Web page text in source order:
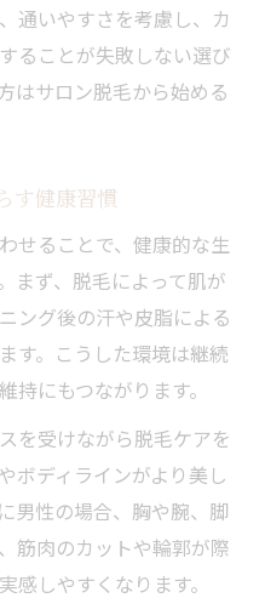
通いやすさを考慮し、カ
ることが失敗しない選び
はサロン脱毛から始める
す健康習慣
せることで、健康的な生
まず、脱毛によって肌が
ング後の汗や皮脂による
す。こうした環境は継続
持にもつながります。
を受けながら脱毛ケアを
ボディラインがより美し
男性の場合、胸や腕、脚
筋肉のカットや輪郭が際
感しやすくなります。